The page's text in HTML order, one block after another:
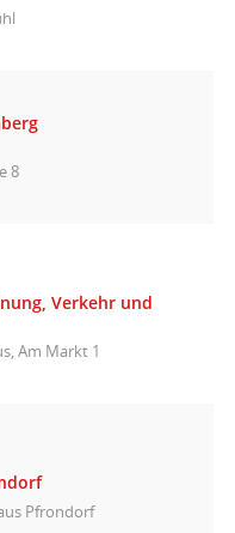
8
Verkehr und
Am Markt 1
Pfrondorf